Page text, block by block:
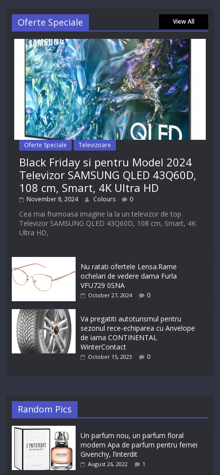
Oferte Speciale View All
Oferte Speciale Televizoare
Black Friday si pentru Model 2024
Televizor SAMSUNG QLED 43Q60D,
108 cm, Smart, 4K Ultra HD
November 8, 2024 Colours 0
Cea mai frumoasa imagine la la un televizor de top
Televizor SAMSUNG QLED 43Q60D, 108 cm, Smart, 4K
Ultra HD,
Nu ratati ofertele Lensa.Rame
ochelari de vedere dama Furla
VFU729 0SNA
October 27, 2024 0
Va pregatiti autoturismul pentru
sezonul rece-echiparea cu Anvelope
de iarna CONTINENTAL
WinterContact
October 15, 2023 0
Random Pics
Un parfum nou, un parfum floral
modern Apa de parfum pentru femei
Givenchy, l’interdit
August 26, 2022 1